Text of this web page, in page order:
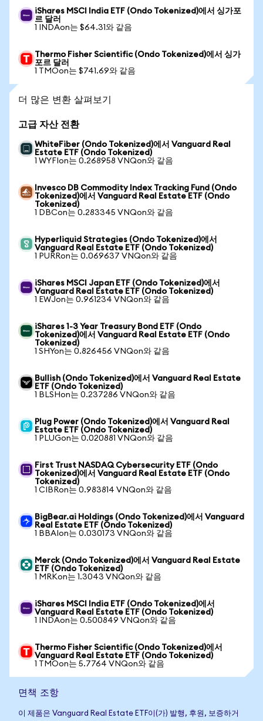
iShares MSCI India ETF (Ondo Tokenized)에서 싱가포
르 달러
1 INDAon는 $64.31와 같음
Thermo Fisher Scientific (Ondo Tokenized)에서 싱가
포르 달러
1 TMOon는 $741.69와 같음
더 많은 변환 살펴보기
고급 자산 전환
WhiteFiber (Ondo Tokenized)에서 Vanguard Real
Estate ETF (Ondo Tokenized)
1 WYFIon는 0.268958 VNQon와 같음
Invesco DB Commodity Index Tracking Fund (Ondo
Tokenized)에서 Vanguard Real Estate ETF (Ondo
Tokenized)
1 DBCon는 0.283345 VNQon와 같음
Hyperliquid Strategies (Ondo Tokenized)에서
Vanguard Real Estate ETF (Ondo Tokenized)
1 PURRon는 0.069637 VNQon와 같음
iShares MSCI Japan ETF (Ondo Tokenized)에서
Vanguard Real Estate ETF (Ondo Tokenized)
1 EWJon는 0.961234 VNQon와 같음
iShares 1-3 Year Treasury Bond ETF (Ondo
Tokenized)에서 Vanguard Real Estate ETF (Ondo
Tokenized)
1 SHYon는 0.826456 VNQon와 같음
Bullish (Ondo Tokenized)에서 Vanguard Real Estate
ETF (Ondo Tokenized)
1 BLSHon는 0.237286 VNQon와 같음
Plug Power (Ondo Tokenized)에서 Vanguard Real
Estate ETF (Ondo Tokenized)
1 PLUGon는 0.020881 VNQon와 같음
First Trust NASDAQ Cybersecurity ETF (Ondo
Tokenized)에서 Vanguard Real Estate ETF (Ondo
Tokenized)
1 CIBRon는 0.983814 VNQon와 같음
BigBear.ai Holdings (Ondo Tokenized)에서 Vanguard
Real Estate ETF (Ondo Tokenized)
1 BBAIon는 0.030173 VNQon와 같음
Merck (Ondo Tokenized)에서 Vanguard Real Estate
ETF (Ondo Tokenized)
1 MRKon는 1.3043 VNQon와 같음
iShares MSCI India ETF (Ondo Tokenized)에서
Vanguard Real Estate ETF (Ondo Tokenized)
1 INDAon는 0.500849 VNQon와 같음
Thermo Fisher Scientific (Ondo Tokenized)에서
Vanguard Real Estate ETF (Ondo Tokenized)
1 TMOon는 5.7764 VNQon와 같음
면책 조항
이 제품은 Vanguard Real Estate ETF이(가) 발행, 후원, 보증하거